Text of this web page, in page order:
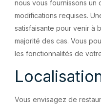
nous vous fournissons un
modifications requises.
satisfaisante pour venir à
majorité des cas. Vous
les fonctionnalités de
Vous envisagez de